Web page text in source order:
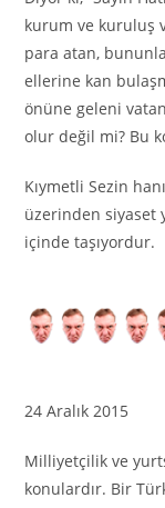
kurum ve kuruluş
para atan,
ellerine kan
önüne geleni
olur değil mi? Bu
Kıymetli Sezin
üzerinden siyaset
içinde taşıyordur.
24 Aralık 2015
Milliyetçilik ve
konulardır. Bir